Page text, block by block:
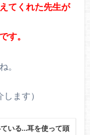
てくれた先生が
す。
。
ます）
いる…耳を使って頭